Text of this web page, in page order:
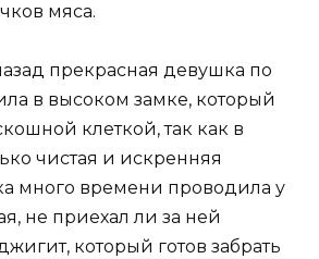
мяса.
прекрасная девушка по
в высоком замке, который
клеткой, так как в
чистая и искренняя
много времени проводила у
не приехал ли за ней
который готов забрать